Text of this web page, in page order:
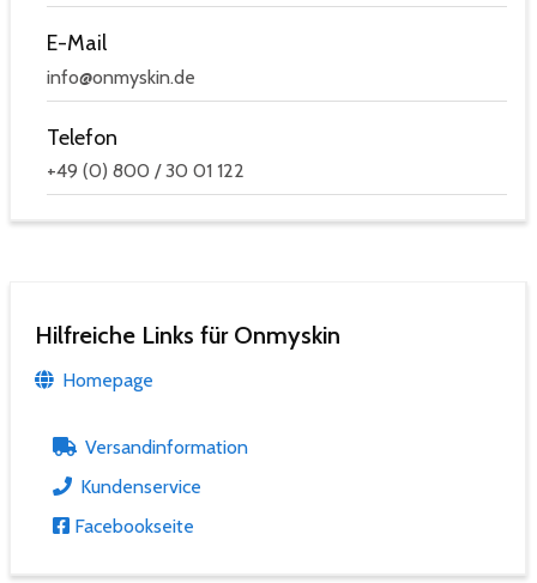
E-Mail
info@onmyskin.de
Telefon
+49 (0) 800 / 30 01 122
Hilfreiche Links für Onmyskin
Homepage
Versandinformation
Kundenservice
Facebookseite